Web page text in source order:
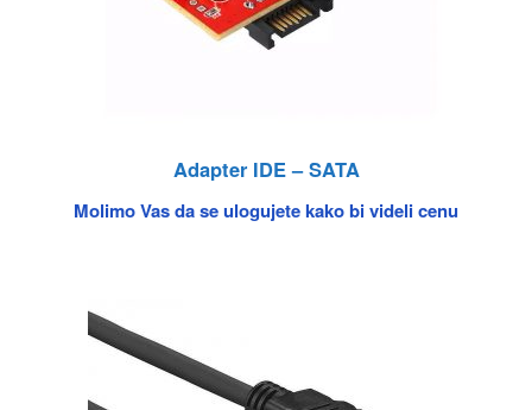
Adapter IDE – SATA
Molimo Vas da se ulogujete kako bi videli cenu